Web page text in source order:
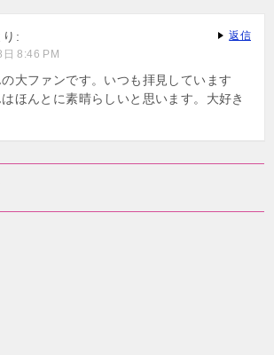
り:
8:46 PM
大ファンです。いつも拝見しています
ほんとに素晴らしいと思います。大好き
返信